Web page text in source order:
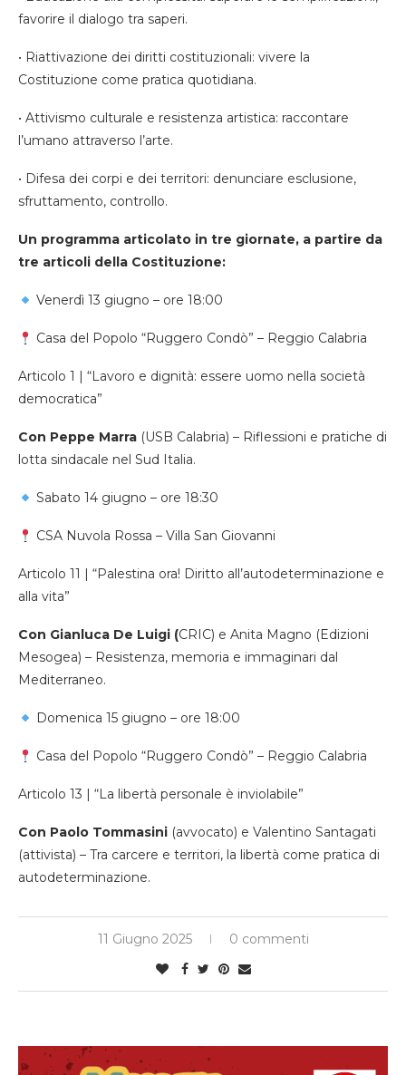
favorire il dialogo tra saperi.
• Riattivazione dei diritti costituzionali: vivere la
Costituzione come pratica quotidiana.
• Attivismo culturale e resistenza artistica: raccontare
l’umano attraverso l’arte.
• Difesa dei corpi e dei territori: denunciare esclusione,
sfruttamento, controllo.
Un programma articolato in tre giornate, a partire da
tre articoli della Costituzione:
Venerdì 13 giugno – ore 18:00
Casa del Popolo “Ruggero Condò” – Reggio Calabria
Articolo 1 | “Lavoro e dignità: essere uomo nella società
democratica”
Con Peppe Marra (USB Calabria) – Riflessioni e pratiche di
lotta sindacale nel Sud Italia.
Sabato 14 giugno – ore 18:30
CSA Nuvola Rossa – Villa San Giovanni
Articolo 11 | “Palestina ora! Diritto all’autodeterminazione e
alla vita”
Con Gianluca De Luigi (CRIC) e Anita Magno (Edizioni
Mesogea) – Resistenza, memoria e immaginari dal
Mediterraneo.
Domenica 15 giugno – ore 18:00
Casa del Popolo “Ruggero Condò” – Reggio Calabria
Articolo 13 | “La libertà personale è inviolabile”
Con Paolo Tommasini (avvocato) e Valentino Santagati
(attivista) – Tra carcere e territori, la libertà come pratica di
autodeterminazione.
11 Giugno 2025 0 commenti